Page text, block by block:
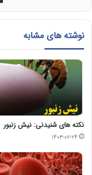
نوشته های مشابه
نکته های شنیدنی: نیش زنبور
۱۴۰۳-۰۲-۲۴